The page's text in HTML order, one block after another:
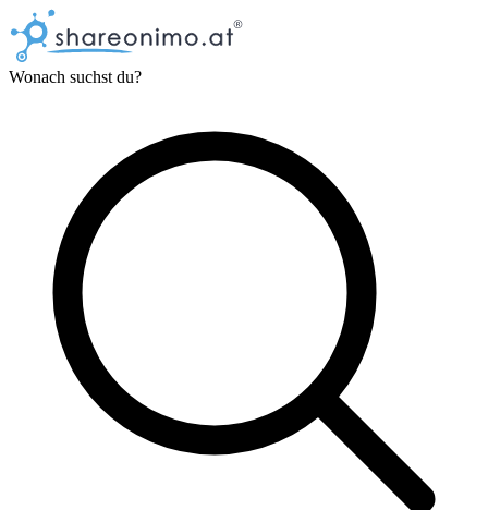
Wonach suchst du?